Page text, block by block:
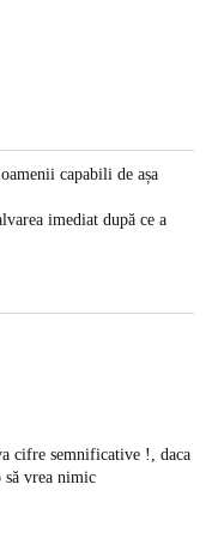
capabili de așa
imediat după ce a
cifre semnificative !, daca
vrea nimic